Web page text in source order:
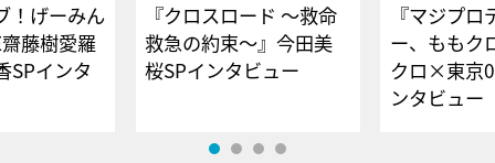
！げーみん
藤樹愛羅
SPインタ
『クロスロード ～救命
救急の約束～』今田美
桜SPインタビュー
『マジプロ
ー、ももク
クロ×東京
ンタビュー